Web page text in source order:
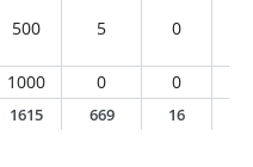
500 5 0
1000 0 0
1615 669 16